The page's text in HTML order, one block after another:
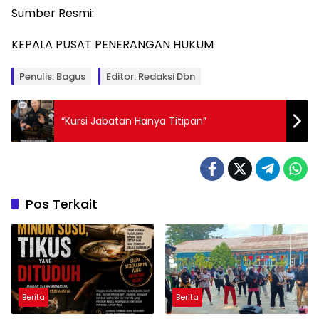
Sumber Resmi:
KEPALA PUSAT PENERANGAN HUKUM
Penulis: Bagus Editor: Redaksi Dbn
“Kursi Jabatan Hanya Titipan”
Pos Terkait
Berita Berita